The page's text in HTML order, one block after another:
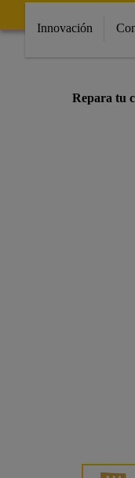
Innovación
Repara tu